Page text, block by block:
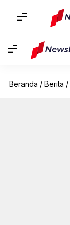
Beranda / Berita /